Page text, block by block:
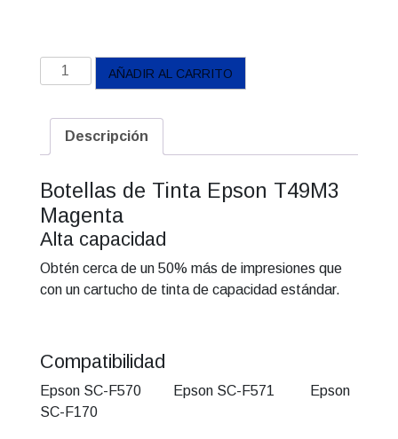
Botella
de
Epson
Ultrachrome
T49M320
Magenta
cantidad
AÑADIR AL CARRITO
Descripción
Botellas de Tinta Epson T49M3
Magenta
Alta capacidad
Obtén cerca de un 50% más de impresiones que
con un cartucho de tinta de capacidad estándar.
Compatibilidad
Epson SC-F570 Epson SC-F571 Epson
SC-F170